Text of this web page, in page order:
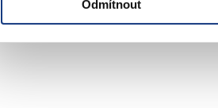
Odmítnout